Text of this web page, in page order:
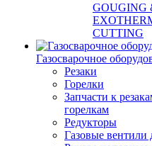
GOUGING
CUTTING
Газосварочное
Резаки
Горелки
Запчасти к
горелкам
Редукторы
Газовые вентили